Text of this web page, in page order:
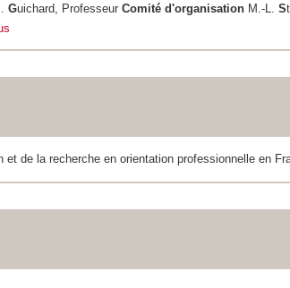
Guichard, ProfesseurComité d'organisation M.-L.S
et de la recherche en orientation professionnelle en